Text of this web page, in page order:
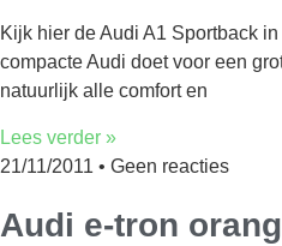
Kijk hier de Audi A1 Sportback
compacte Audi doet voor een
natuurlijk alle comfort en
Lees verder »
21/11/2011
Geen reacties
Audi e-tron